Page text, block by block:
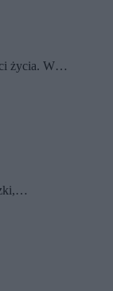
życia. W…